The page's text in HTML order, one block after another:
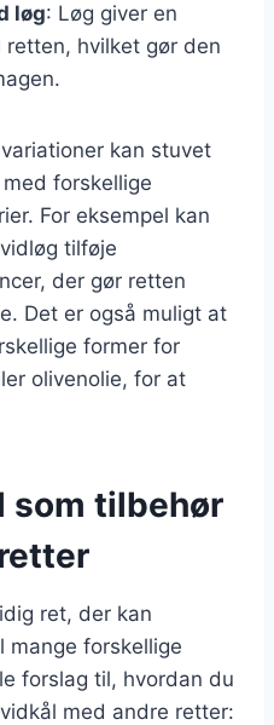
løg: Løg giver en
hvilket gør den
kan stuvet
forskellige
For eksempel kan
tilføje
der gør retten
Det er også muligt at
former for
olivenolie, for at
som tilbehør
ret, der kan
mange forskellige
forslag til, hvordan du
med andre retter: